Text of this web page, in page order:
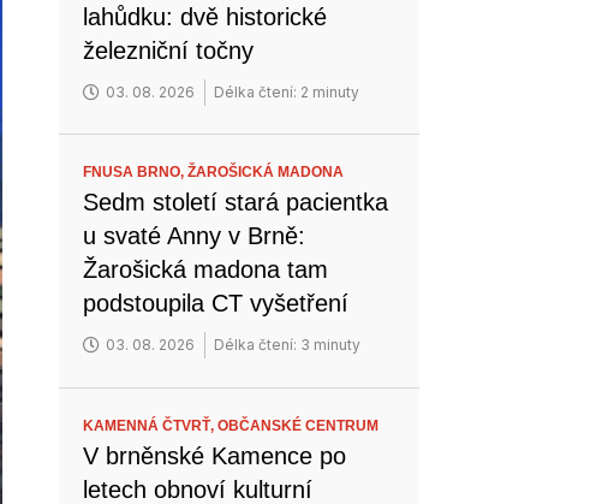
lahůdku: dvě historické
železniční točny
03. 08. 2026 Délka čtení: 2 minuty
FNUSA BRNO,ŽAROŠICKÁ MADONA
Sedm století stará pacientka
u svaté Anny v Brně:
Žarošická madona tam
podstoupila CT vyšetření
03. 08. 2026 Délka čtení: 3 minuty
KAMENNÁ ČTVRŤ,OBČANSKÉ CENTRUM
V brněnské Kamence po
letech obnoví kulturní